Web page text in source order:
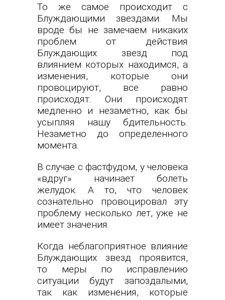
То же самое происходит с
Блуждающими звездами. Мы
вроде бы не замечаем никаких
проблем от действия
Блуждающих звезд под
влиянием которых находимся, а
изменения, которые они
провоцируют, все равно
происходят. Они происходят
медленно и незаметно, как бы
усыпляя нашу бдительность.
Незаметно до определенного
момента.
В случае с фастфудом, у человека
«вдруг» начинает болеть
желудок. А то, что человек
сознательно провоцировал эту
проблему несколько лет, уже не
имеет значения.
Когда неблагоприятное влияние
Блуждающих звезд проявится,
то меры по исправлению
ситуации будут запоздалыми,
так как изменения, которые